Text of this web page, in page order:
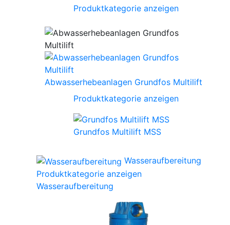
Produktkategorie anzeigen
Abwasserhebeanlagen Grundfos Multilift
Produktkategorie anzeigen
Grundfos Multilift MSS
Wasseraufbereitung
Produktkategorie anzeigen
Wasseraufbereitung